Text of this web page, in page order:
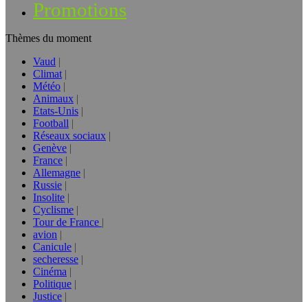
Promotions
Thèmes du moment
Vaud
Climat
Météo
Animaux
Etats-Unis
Football
Réseaux sociaux
Genève
France
Allemagne
Russie
Insolite
Cyclisme
Tour de France
avion
Canicule
secheresse
Cinéma
Politique
Justice